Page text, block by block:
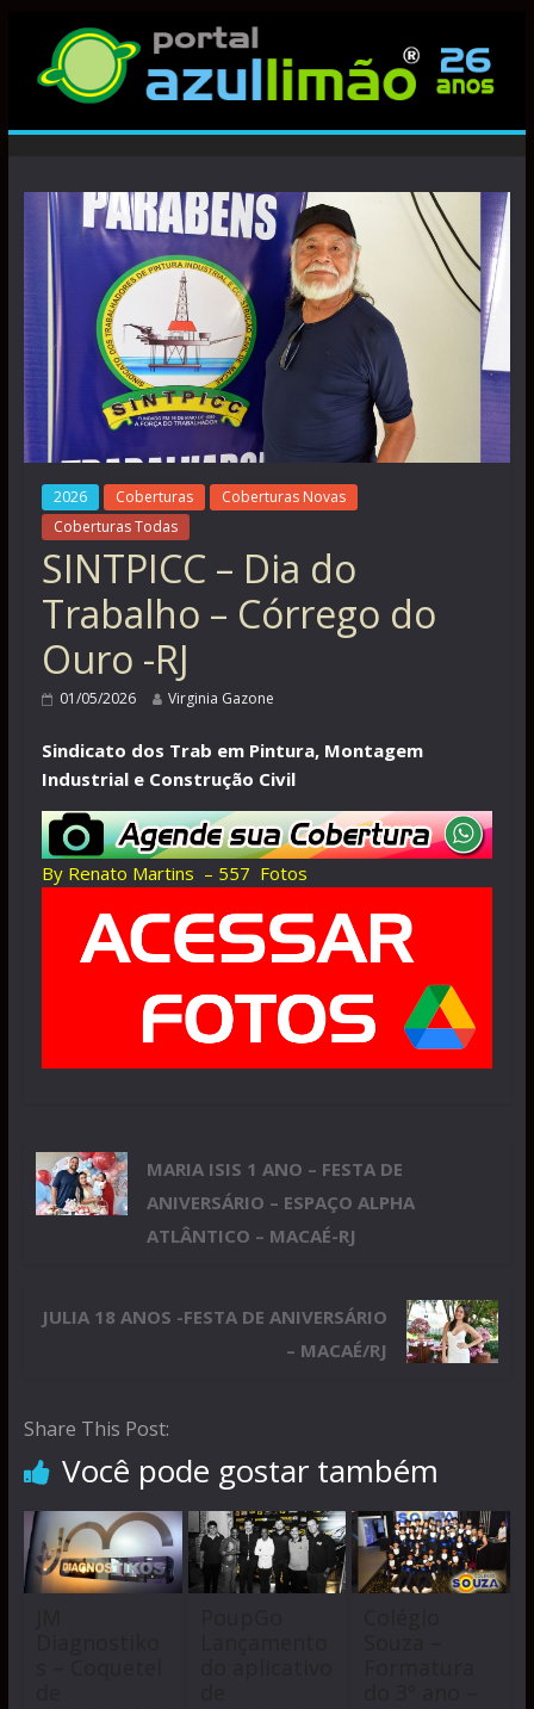
2026 Coberturas
Coberturas Novas
Coberturas Todas
SINTPICC – Dia do
Trabalho – Córrego do
Ouro -RJ
01/05/2026 Virginia Gazone
Sindicato dos Trab em Pintura, Montagem
Industrial e Construção Civil
By Renato Martins – 557 Fotos
MARIA ISIS 1 ANO – FESTA DE
ANIVERSÁRIO – ESPAÇO ALPHA
ATLÂNTICO – MACAÉ-RJ
JULIA 18 ANOS -FESTA DE ANIVERSÁRIO
– MACAÉ/RJ
Share This Post:
Você pode gostar também